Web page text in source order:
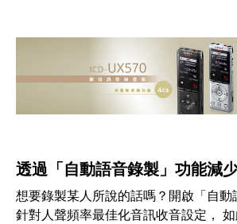
透過「自動語音錄製」功能減
想要錄製某人所說的話嗎？開啟「自動
針對人聲頻率最佳化音訊收音設定，